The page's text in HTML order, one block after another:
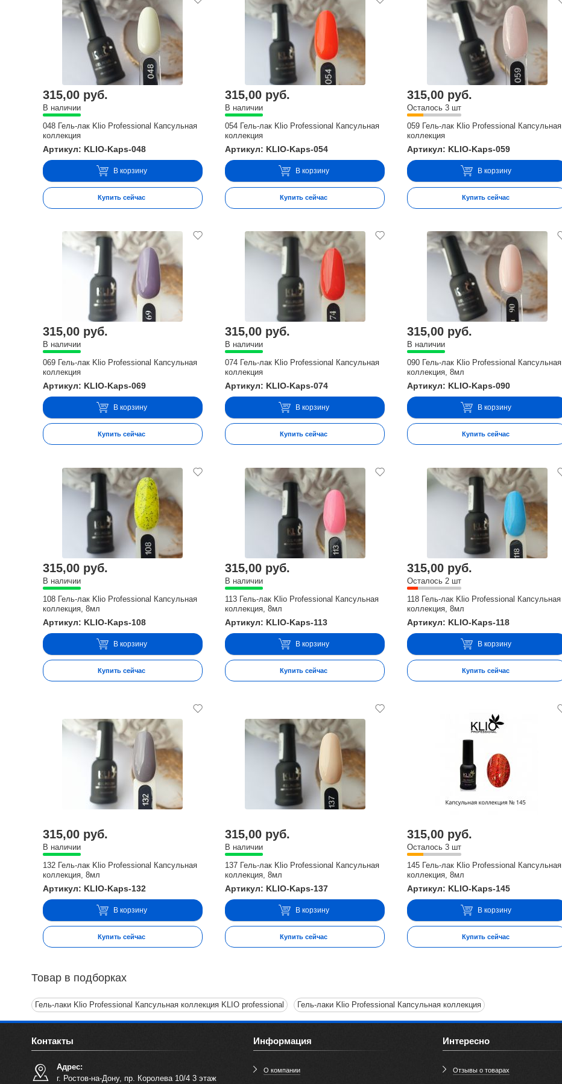
315,00 руб.
В наличии
048 Гель-лак Klio Professional Капсульная
коллекция
Артикул: KLIO-Kaps-048
В корзину
Купить сейчас
315,00 руб.
В наличии
054 Гель-лак Klio Professional Капсульная
коллекция
Артикул: KLIO-Kaps-054
В корзину
Купить сейчас
315,00 руб.
Осталось 3 шт
059 Гель-лак Klio Professional Капсульная
коллекция
Артикул: KLIO-Kaps-059
В корзину
Купить сейчас
315,00 руб.
В наличии
069 Гель-лак Klio Professional Капсульная
коллекция
Артикул: KLIO-Kaps-069
В корзину
Купить сейчас
315,00 руб.
В наличии
074 Гель-лак Klio Professional Капсульная
коллекция
Артикул: KLIO-Kaps-074
В корзину
Купить сейчас
315,00 руб.
В наличии
090 Гель-лак Klio Professional Капсульная
коллекция, 8мл
Артикул: KLIO-Kaps-090
В корзину
Купить сейчас
315,00 руб.
В наличии
108 Гель-лак Klio Professional Капсульная
коллекция, 8мл
Артикул: KLIO-Kaps-108
В корзину
Купить сейчас
315,00 руб.
В наличии
113 Гель-лак Klio Professional Капсульная
коллекция, 8мл
Артикул: KLIO-Kaps-113
В корзину
Купить сейчас
315,00 руб.
Осталось 2 шт
118 Гель-лак Klio Professional Капсульная
коллекция, 8мл
Артикул: KLIO-Kaps-118
В корзину
Купить сейчас
315,00 руб.
В наличии
132 Гель-лак Klio Professional Капсульная
коллекция, 8мл
Артикул: KLIO-Kaps-132
В корзину
Купить сейчас
315,00 руб.
В наличии
137 Гель-лак Klio Professional Капсульная
коллекция, 8мл
Артикул: KLIO-Kaps-137
В корзину
Купить сейчас
315,00 руб.
Осталось 3 шт
145 Гель-лак Klio Professional Капсульная
коллекция, 8мл
Артикул: KLIO-Kaps-145
В корзину
Купить сейчас
Товар в подборках
Гель-лаки Klio Professional Капсульная коллекция KLIO professional Гель-лаки Klio Professional Капсульная коллекция
Контакты
Адрес:
г. Ростов-на-Дону, пр. Королева 10/4 3 этаж
Информация
О компании
Интересно
Отзывы о товарах